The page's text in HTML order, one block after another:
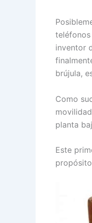
inventor
brújula,
Como
planta
Este